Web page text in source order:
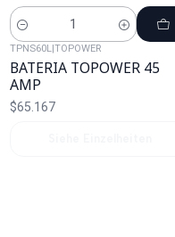
Cantidad
TPNS60L|TOPOWER
BATERIA TOPOWER 45
AMP
$65.167